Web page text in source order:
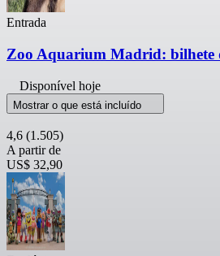
Entrada
Zoo Aquarium Madrid: bilhete
Disponível hoje
Mostrar o que está incluído
4,6 (1.505)
A partir de
US$ 32,90